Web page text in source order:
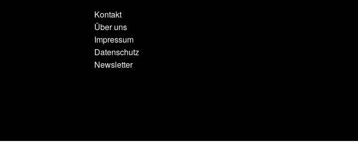
Kontakt
Über uns
Impressum
Datenschutz
Newsletter